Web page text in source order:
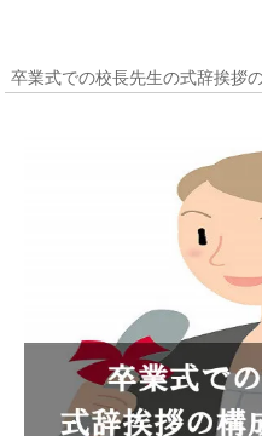
卒業式での校長先生の式辞挨拶